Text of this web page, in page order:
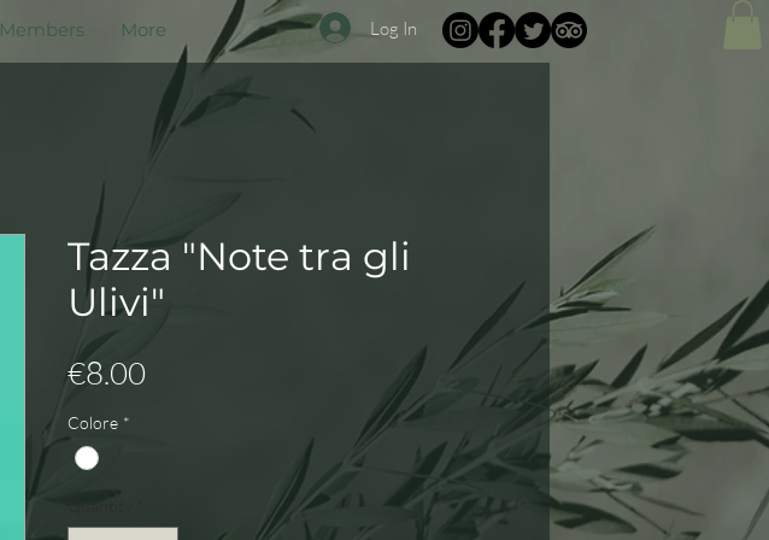
Members More Log In
Tazza "Note tra gli
Ulivi"
€8.00
Colore *